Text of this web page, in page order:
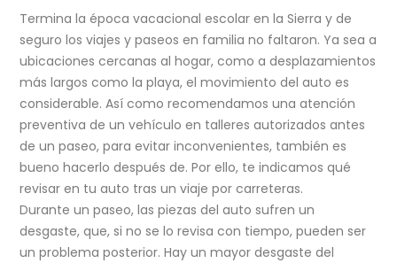
Termina la época vacacional escolar en la Sierra y de
seguro los viajes y paseos en familia no faltaron. Ya sea a
ubicaciones cercanas al hogar, como a desplazamientos
más largos como la playa, el movimiento del auto es
considerable. Así como recomendamos una atención
preventiva de un vehículo en talleres autorizados antes
de un paseo, para evitar inconvenientes, también es
bueno hacerlo después de. Por ello, te indicamos qué
revisar en tu auto tras un viaje por carreteras.
Durante un paseo, las piezas del auto sufren un
desgaste, que, si no se lo revisa con tiempo, pueden ser
un problema posterior. Hay un mayor desgaste del